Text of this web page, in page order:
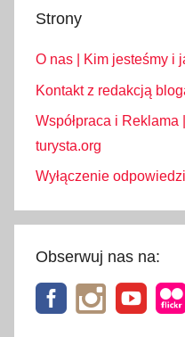
Strony
O nas | Kim jesteśmy i
Kontakt z redakcją
Współpraca i
turysta.org
Wyłączenie
Obserwuj nas na: